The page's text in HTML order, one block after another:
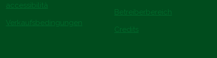
accessibilità
Verkaufsbedingungen
Betreiberbereich
Credits